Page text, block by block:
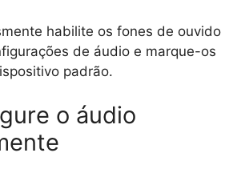
habilite os fones de ouvido
de áudio e marque-os
padrão.
o áudio